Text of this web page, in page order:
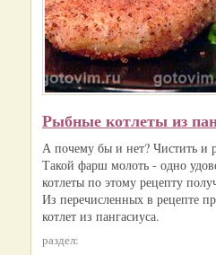
Рыбные котлеты из
А почему бы и нет? Чистить и
Такой фарш молоть - одно
котлеты по этому рецепту
Из перечисленных в рецепте
котлет из пангасиуса.
раздел: